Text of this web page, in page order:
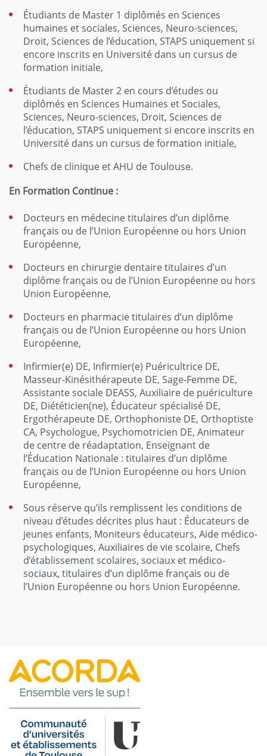
Étudiants de Master 1 diplômés en Sciences
humaines et sociales, Sciences, Neuro-sciences,
Droit, Sciences de l’éducation, STAPS uniquement si
encore inscrits en Université dans un cursus de
formation initiale,
Étudiants de Master 2 en cours d’études ou
diplômés en Sciences Humaines et Sociales,
Sciences, Neuro-sciences, Droit, Sciences de
l’éducation, STAPS uniquement si encore inscrits en
Université dans un cursus de formation initiale,
Chefs de clinique et AHU de Toulouse.
En Formation Continue :
Docteurs en médecine titulaires d’un diplôme
français ou de l’Union Européenne ou hors Union
Européenne,
Docteurs en chirurgie dentaire titulaires d’un
diplôme français ou de l’Union Européenne ou hors
Union Européenne,
Docteurs en pharmacie titulaires d’un diplôme
français ou de l’Union Européenne ou hors Union
Européenne,
Infirmier(e) DE, Infirmier(e) Puéricultrice DE,
Masseur-Kinésithérapeute DE, Sage-Femme DE,
Assistante sociale DEASS, Auxiliaire de puériculture
DE, Diététicien(ne), Éducateur spécialisé DE,
Ergothérapeute DE, Orthophoniste DE, Orthoptiste
CA, Psychologue, Psychomotricien DE, Animateur
de centre de réadaptation, Enseignant de
l’Éducation Nationale : titulaires d’un diplôme
français ou de l’Union Européenne ou hors Union
Européenne,
Sous réserve qu’ils remplissent les conditions de
niveau d’études décrites plus haut : Éducateurs de
jeunes enfants, Moniteurs éducateurs, Aide médico-
psychologiques, Auxiliaires de vie scolaire, Chefs
d’établissement scolaires, sociaux et médico-
sociaux, titulaires d’un diplôme français ou de
l’Union Européenne ou hors Union Européenne.